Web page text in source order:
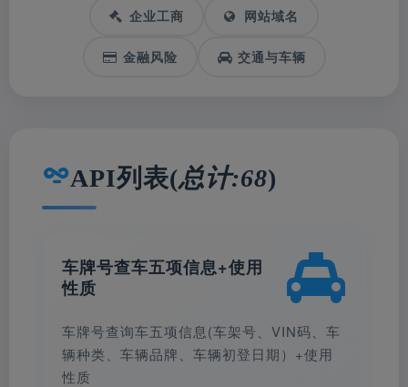
企业工商 网站域名
金融风险 交通与车辆
API列表(总计:68)
车牌号查车五项信息+使用
性质
车牌号查询车五项信息(车架号、VIN码、车
辆种类、车辆品牌、车辆初登日期）+使用
性质